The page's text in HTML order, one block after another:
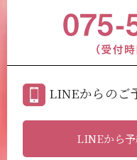
LINEからのご
LINEから予